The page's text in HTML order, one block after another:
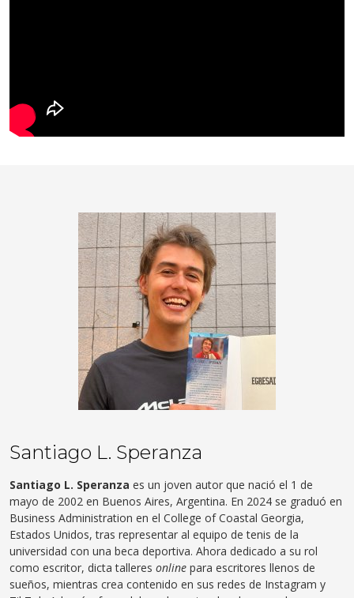
Santiago L. Speranza
Santiago L. Speranza es un joven autor que nació el 1 de
mayo de 2002 en Buenos Aires, Argentina. En 2024 se graduó en
Business Administration en el College of Coastal Georgia,
Estados Unidos, tras representar al equipo de tenis de la
universidad con una beca deportiva. Ahora dedicado a su rol
como escritor, dicta talleres online para escritores llenos de
sueños, mientras crea contenido en sus redes de Instagram y